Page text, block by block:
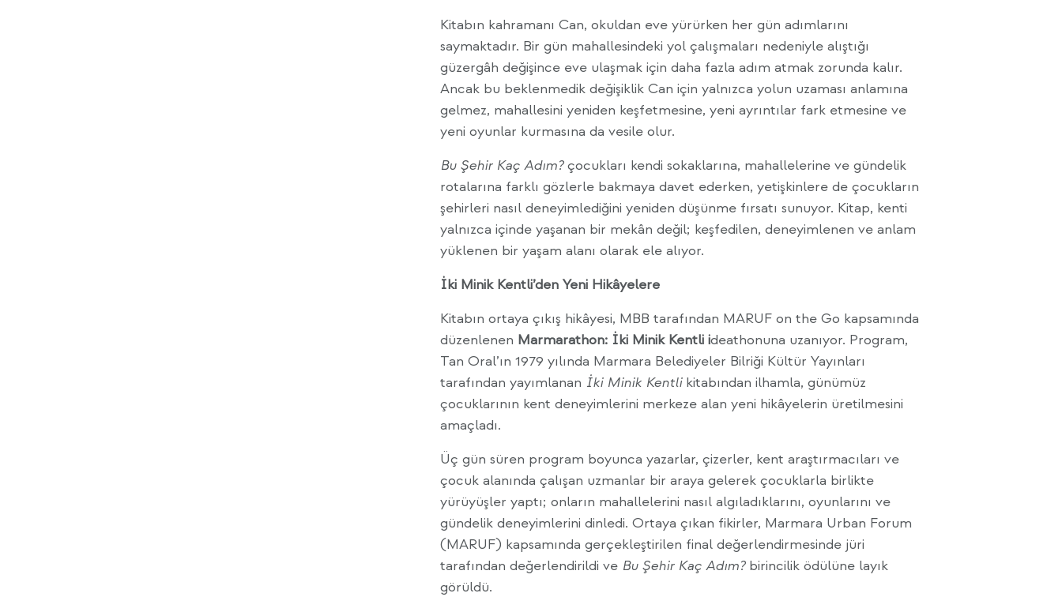
Kitabın kahramanı Can, okuldan eve yürürken her gün adımlarını
saymaktadır. Bir gün mahallesindeki yol çalışmaları nedeniyle alıştığı
güzergâh değişince eve ulaşmak için daha fazla adım atmak zorunda kalır.
Ancak bu beklenmedik değişiklik Can için yalnızca yolun uzaması anlamına
gelmez, mahallesini yeniden keşfetmesine, yeni ayrıntılar fark etmesine ve
yeni oyunlar kurmasına da vesile olur.
Bu Şehir Kaç Adım?çocukları kendi sokaklarına, mahallelerine ve gündelik
rotalarına farklı gözlerle bakmaya davet ederken, yetişkinlere de çocukların
şehirleri nasıl deneyimlediğini yeniden düşünme fırsatı sunuyor. Kitap, kenti
yalnızca içinde yaşanan bir mekân değil; keşfedilen, deneyimlenen ve anlam
yüklenen bir yaşam alanı olarak ele alıyor.
İki Minik Kentli’den Yeni Hikâyelere
Kitabın ortaya çıkış hikâyesi, MBB tarafından MARUF on the Go kapsamında
düzenlenen Marmarathon: İki Minik Kentli ideathonuna uzanıyor. Program,
Tan Oral’ın 1979 yılında Marmara Belediyeler Bilriği Kültür Yayınları
tarafından yayımlanan İki Minik Kentlikitabından ilhamla, günümüz
çocuklarının kent deneyimlerini merkeze alan yeni hikâyelerin üretilmesini
amaçladı.
Üç gün süren program boyunca yazarlar, çizerler, kent araştırmacıları ve
çocuk alanında çalışan uzmanlar bir araya gelerek çocuklarla birlikte
yürüyüşler yaptı; onların mahallelerini nasıl algıladıklarını, oyunlarını ve
gündelik deneyimlerini dinledi. Ortaya çıkan fikirler, Marmara Urban Forum
(MARUF) kapsamında gerçekleştirilen final değerlendirmesinde jüri
tarafından değerlendirildi ve Bu Şehir Kaç Adım?birincilik ödülüne layık
görüldü.